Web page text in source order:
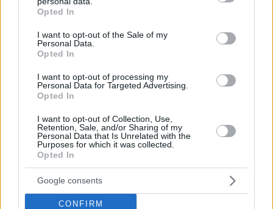
grant or deny consent to Google and its third-party tags to
use your data for below specified purposes in below Google
consent section.
Opted In
I want to opt-out of the Sale of my
Personal Data.
Opted In
I want to opt-out of processing my
Personal Data for Targeted Advertising.
Opted In
I want to opt-out of Collection, Use,
Retention, Sale, and/or Sharing of my
Personal Data that Is Unrelated with the
Purposes for which it was collected.
Opted In
Google consents
CONFIRM